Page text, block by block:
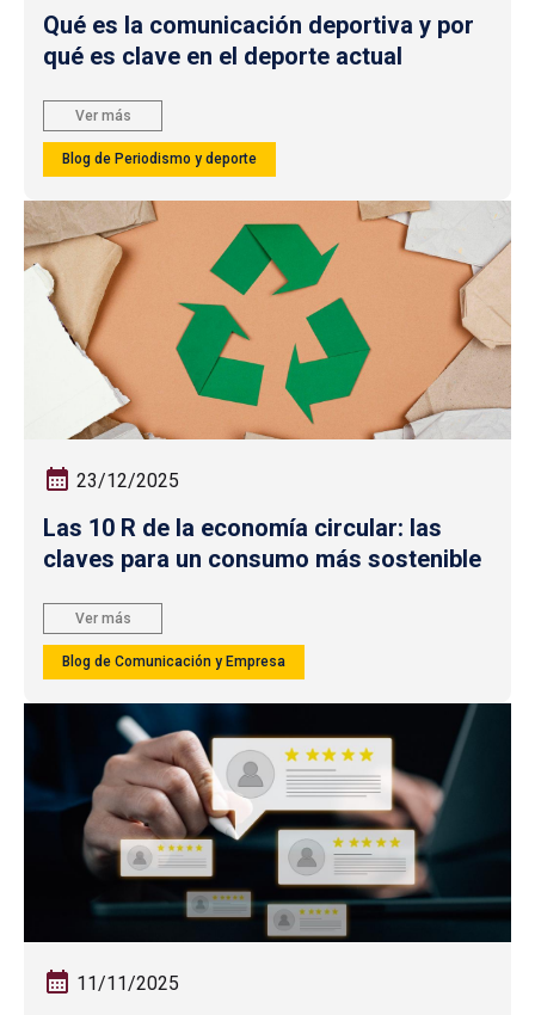
Qué es la comunicación deportiva y por
qué es clave en el deporte actual
Ver más
Blog de Periodismo y deporte
23/12/2025
Las 10 R de la economía circular: las
claves para un consumo más sostenible
Ver más
Blog de Comunicación y Empresa
11/11/2025